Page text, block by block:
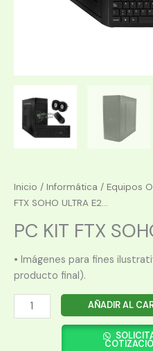
Inicio / Informática / Equipos
FTX SOHO ULTRA E2...
PC KIT FTX
• Imágenes para fines
producto final).
KIT
AÑADIR AL